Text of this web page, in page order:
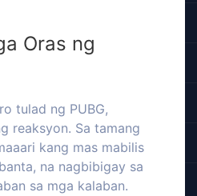
Oras ng
tulad ng PUBG,
reaksyon. Sa tamang
kang mas mabilis
na nagbibigay sa
sa mga kalaban.